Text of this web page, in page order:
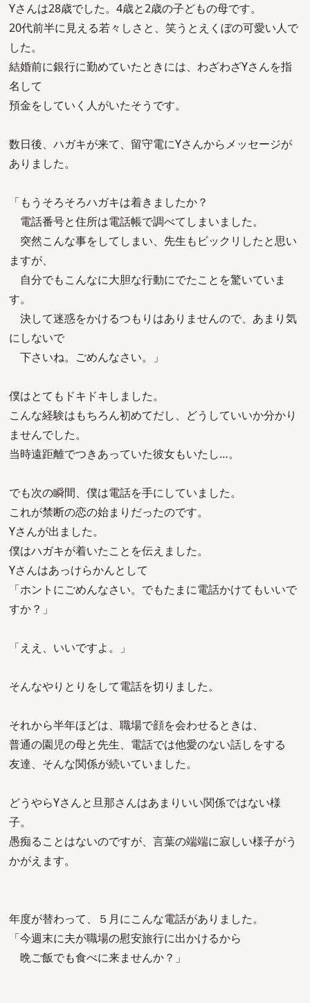
Yさんは28歳でした。4歳と2歳の子どもの母です。
20代前半に見える若々しさと、笑うとえくぼの可愛い人で
した。
結婚前に銀行に勤めていたときには、わざわざYさんを指
名して
預金をしていく人がいたそうです。
数日後、ハガキが来て、留守電にYさんからメッセージが
ありました。
「もうそろそろハガキは着きましたか？
電話番号と住所は電話帳で調べてしまいました。
突然こんな事をしてしまい、先生もビックリしたと思い
ますが、
自分でもこんなに大胆な行動にでたことを驚いていま
す。
決して迷惑をかけるつもりはありませんので、あまり気
にしないで
下さいね。ごめんなさい。」
僕はとてもドキドキしました。
こんな経験はもちろん初めてだし、どうしていいか分かり
ませんでした。
当時遠距離でつきあっていた彼女もいたし…。
でも次の瞬間、僕は電話を手にしていました。
これが禁断の恋の始まりだったのです。
Yさんが出ました。
僕はハガキが着いたことを伝えました。
Yさんはあっけらかんとして
「ホントにごめんなさい。でもたまに電話かけてもいいで
すか？」
「ええ、いいですよ。」
そんなやりとりをして電話を切りました。
それから半年ほどは、職場で顔を会わせるときは、
普通の園児の母と先生、電話では他愛のない話しをする
友達、そんな関係が続いていました。
どうやらYさんと旦那さんはあまりいい関係ではない様
子。
愚痴ることはないのですが、言葉の端端に寂しい様子がう
かがえます。
年度が替わって、５月にこんな電話がありました。
「今週末に夫が職場の慰安旅行に出かけるから
晩ご飯でも食べに来ませんか？」